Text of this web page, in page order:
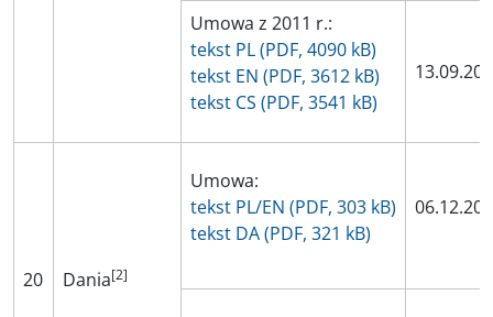
Umowa z 2011 r.:
tekst PL (PDF, 4090 kB)
tekst EN (PDF, 3612 kB)
tekst CS (PDF, 3541 kB)
20 Dania[2]
Umowa:
tekst PL/EN (PDF, 303 kB)
tekst DA (PDF, 321 kB)